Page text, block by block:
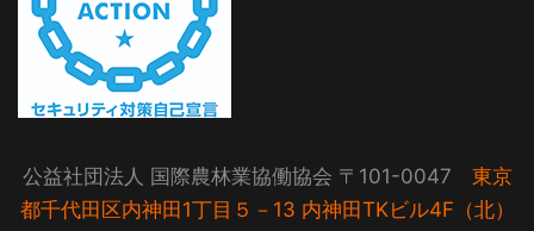
公益社団法人 国際農林業協働協会 〒101-0047 東京
都千代田区内神田1丁目５－13 内神田TKビル4F（北）